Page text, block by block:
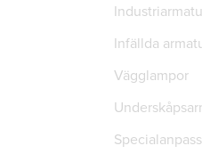
Infällda
Vägglampor